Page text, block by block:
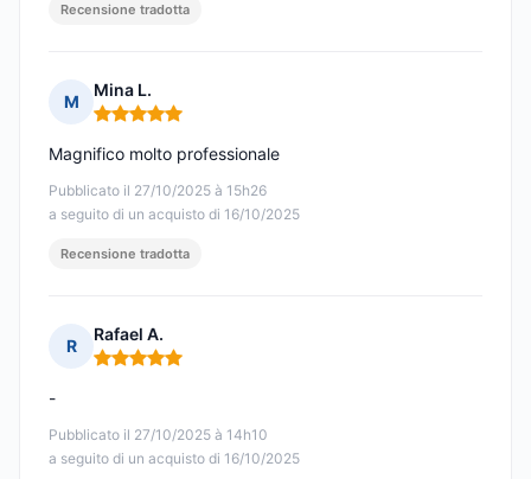
Recensione tradotta
M
Mina L.
Nota: 5 su 5
Pubblicato il 27/10/2025 à 15h26
a seguito di un acquisto di 16/10/2025
Magnifico molto professionale
Recensione tradotta
R
Rafael A.
Nota: 5 su 5
Pubblicato il 27/10/2025 à 14h10
a seguito di un acquisto di 16/10/2025
-